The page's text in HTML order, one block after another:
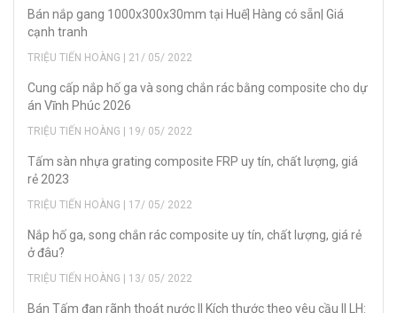
Bán nắp gang 1000x300x30mm tại Huế| Hàng có sẵn| Giá
cạnh tranh
TRIỆU TIẾN HOÀNG | 21/ 05/ 2022
Cung cấp nắp hố ga và song chắn rác bằng composite cho dự
án Vĩnh Phúc 2026
TRIỆU TIẾN HOÀNG | 19/ 05/ 2022
Tấm sàn nhựa grating composite FRP uy tín, chất lượng, giá
rẻ 2023
TRIỆU TIẾN HOÀNG | 17/ 05/ 2022
Nắp hố ga, song chắn rác composite uy tín, chất lượng, giá rẻ
ở đâu?
TRIỆU TIẾN HOÀNG | 13/ 05/ 2022
Bán Tấm đan rãnh thoát nước || Kích thước theo yêu cầu || LH: